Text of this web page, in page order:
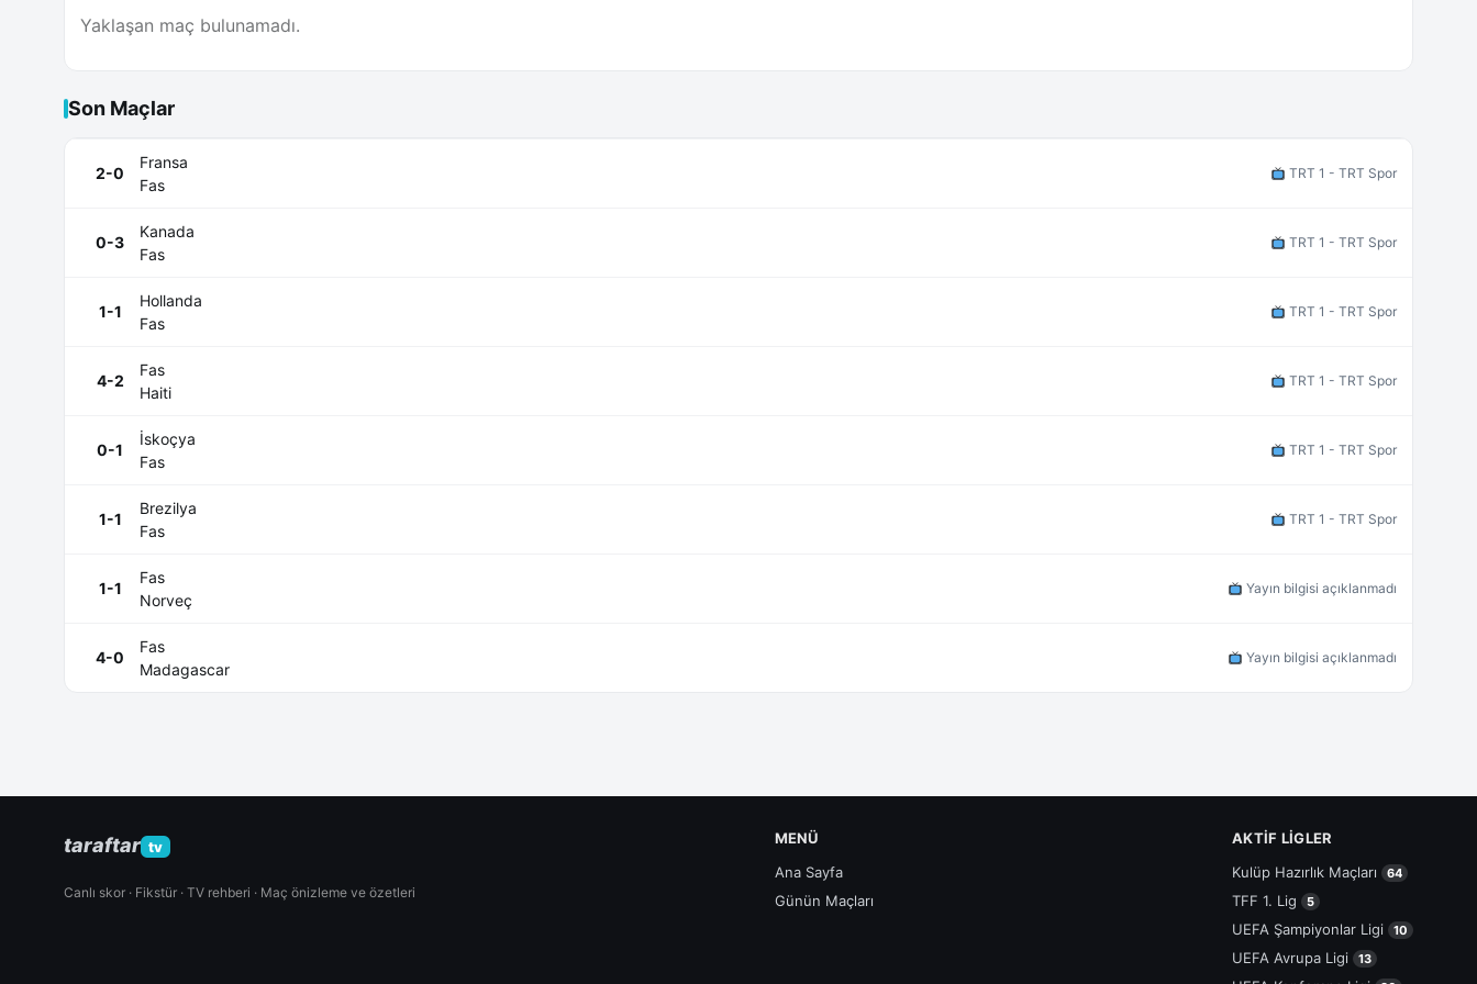
Yaklaşan maç bulunamadı.
Son Maçlar
2-0
Fransa
Fas
TRT 1 - TRT Spor
0-3
Kanada
Fas
TRT 1 - TRT Spor
1-1
Hollanda
Fas
TRT 1 - TRT Spor
4-2
Fas
Haiti
TRT 1 - TRT Spor
0-1
İskoçya
Fas
TRT 1 - TRT Spor
1-1
Brezilya
Fas
TRT 1 - TRT Spor
1-1
Fas
Norveç
Yayın bilgisi açıklanmadı
4-0
Fas
Madagascar
Yayın bilgisi açıklanmadı
taraftar tv
Canlı skor · Fikstür · TV rehberi · Maç önizleme ve özetleri
MENÜ
Ana Sayfa
Günün Maçları
AKTIF LIGLER
Kulüp Hazırlık Maçları
64
TFF 1. Lig 5
UEFA Şampiyonlar Ligi 10
UEFA Avrupa Ligi 13